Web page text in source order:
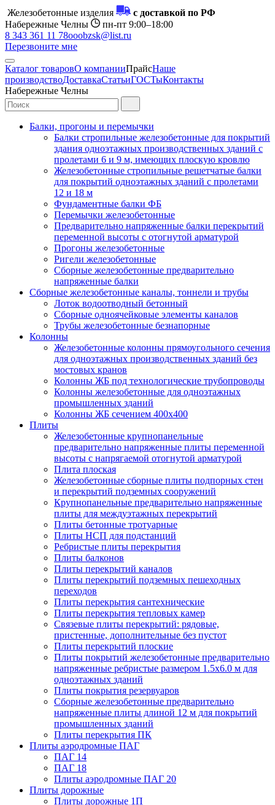
Железобетонные изделия
с доставкой по РФ
Набережные Челны
пн-пт 9:00–18:00
8 343 361 11 78ooobzsk@list.ru
Перезвоните мне
Каталог товаровО компанииПрайсНаше
производствоДоставкаСтатьиГОСТыКонтакты
Набережные Челны
Балки, прогоны и перемычки
Балки стропильные железобетонные для покрытий
здания одноэтажных производственных зданий с
пролетами 6 и 9 м, имеющих плоскую кровлю
Железобетонные стропильные решетчатые балки
для покрытий одноэтажных зданий с пролетами
12 и 18 м
Фундаментные балки ФБ
Перемычки железобетонные
Предварительно напряженные балки перекрытий
переменной высоты с отогнутой арматурой
Прогоны железобетонные
Ригели железобетонные
Сборные железобетонные предварительно
напряженные балки
Сборные железобетонные каналы, тоннели и трубы
Лоток водоотводный бетонный
Сборные одноячейковые элементы каналов
Трубы железобетонные безнапорные
Колонны
Железобетонные колонны прямоугольного сечения
для одноэтажных производственных зданий без
мостовых кранов
Колонны ЖБ под технологические трубопроводы
Колонны железобетонные для одноэтажных
промышленных зданий
Колонны ЖБ сечением 400х400
Плиты
Железобетонные крупнопанельные
предварительно напряженные плиты переменной
высоты с напрягаемой отогнутой арматурой
Плита плоская
Железобетонные сборные плиты подпорных стен
и перекрытий подземных сооружений
Крупнопанельные предварительно напряженные
плиты для междуэтажных перекрытий
Плиты бетонные тротуарные
Плиты НСП для подстанций
Ребристые плиты перекрытия
Плиты балконов
Плиты перекрытий каналов
Плиты перекрытий подземных пешеходных
переходов
Плиты перекрытия сантехнические
Плиты перекрытия тепловых камер
Связевые плиты перекрытий: рядовые,
пристенные, дополнительные без пустот
Плиты перекрытий плоские
Плиты покрытий железобетонные предварительно
напряженные ребристые размером 1.5х6.0 м для
одноэтажных зданий
Плиты покрытия резервуаров
Сборные железобетонные предварительно
напряженные плиты длиной 12 м для покрытий
промышленных зданий
Плиты перекрытия ПК
Плиты аэродромные ПАГ
ПАГ 14
ПАГ 18
Плиты аэродромные ПАГ 20
Плиты дорожные
Плиты дорожные 1П